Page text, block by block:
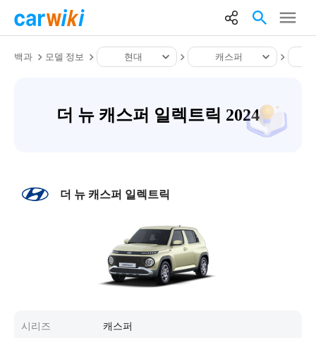
백과 모델 정보 현대 캐스퍼
더 뉴 캐스퍼 일렉트릭 2024
더 뉴 캐스퍼 일렉트릭
시리즈
캐스퍼